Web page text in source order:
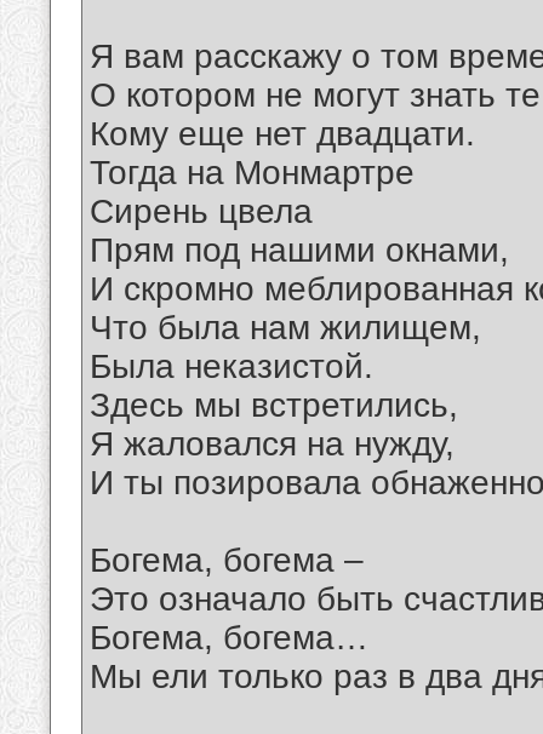
Я вам расскажу о том
О котором не могут знать
Кому еще нет двадцати.
Тогда на Монмартре
Сирень цвела
Прям под нашими окнами,
И скромно меблированная
Что была нам жилищем,
Была неказистой.
Здесь мы встретились,
Я жаловался на нужду,
И ты позировала
Богема, богема –
Это означало быть
Богема, богема…
Мы ели только раз в два